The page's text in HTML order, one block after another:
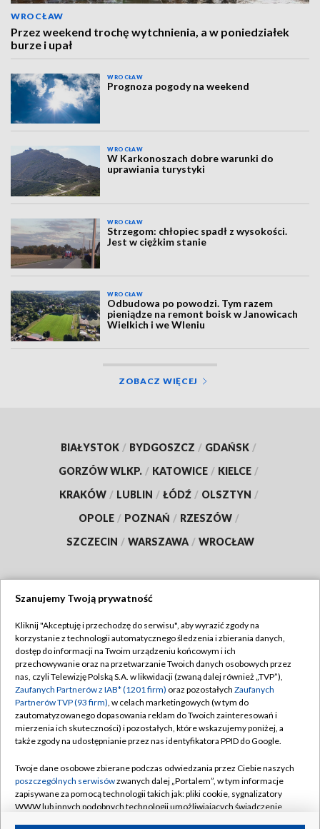
WROCŁAW
Przez weekend trochę wytchnienia, a w poniedziałek
burze i upał
WROCŁAW
Prognoza pogody na weekend
WROCŁAW
W Karkonoszach dobre warunki do
uprawiania turystyki
WROCŁAW
Strzegom: chłopiec spadł z wysokości.
Jest w ciężkim stanie
WROCŁAW
Odbudowa po powodzi. Tym razem
pieniądze na remont boisk w Janowicach
Wielkich i we Wleniu
ZOBACZ WIĘCEJ
BIAŁYSTOK / BYDGOSZCZ / GDAŃSK /
GORZÓW WLKP. / KATOWICE / KIELCE /
KRAKÓW / LUBLIN / ŁÓDŹ / OLSZTYN /
OPOLE / POZNAŃ / RZESZÓW /
SZCZECIN / WARSZAWA / WROCŁAW
TVP
Abonament TVP
Emisja w TVP
Centrum informacji TVP
Naziemna Telewizja Cyfrowa
Rada Programowa
System NOS
Informacje o nadawcy
Regulamin TVP
Polityka prywatności
Moje zgody
Pomoc
Kontakt
Szanujemy Twoją prywatność
Kliknij "Akceptuję i przechodzę do serwisu", aby wyrazić zgody na
korzystanie z technologii automatycznego śledzenia i zbierania danych,
dostęp do informacji na Twoim urządzeniu końcowym i ich
przechowywanie oraz na przetwarzanie Twoich danych osobowych przez
nas, czyli Telewizję Polską S.A. w likwidacji (zwaną dalej również „TVP”),
Zaufanych Partnerów z IAB* (1201 firm) oraz pozostałych Zaufanych
Partnerów TVP (93 firm), w celach marketingowych (w tym do
zautomatyzowanego dopasowania reklam do Twoich zainteresowań i
mierzenia ich skuteczności) i pozostałych, które wskazujemy poniżej, a
także zgody na udostępnianie przez nas identyfikatora PPID do Google.
Twoje dane osobowe zbierane podczas odwiedzania przez Ciebie naszych
poszczególnych serwisówzwanych dalej „Portalem”, w tym informacje
zapisywane za pomocą technologii takich jak: pliki cookie, sygnalizatory
WWW lub innych podobnych technologii umożliwiających świadczenie